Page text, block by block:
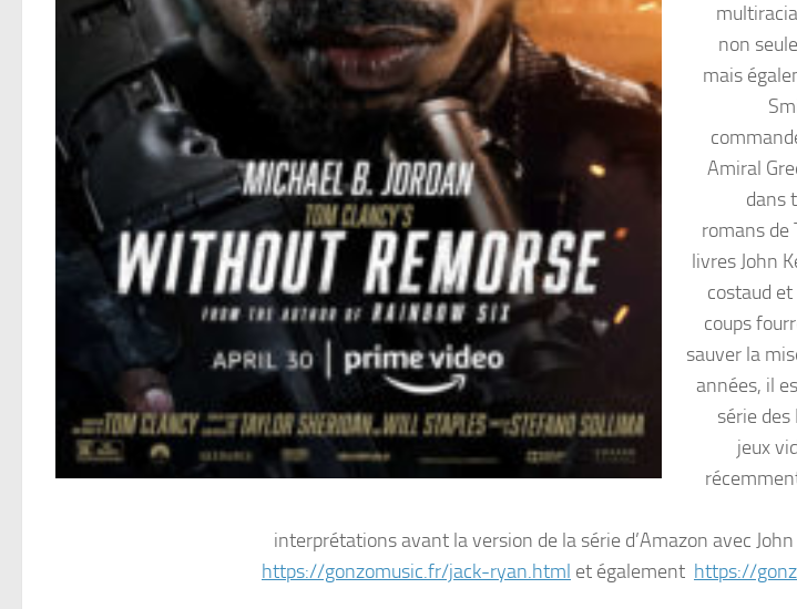
non
mais
Amiral
dans
romans de
livres John
costaud
coups
sauver la
années, il
série
jeux
interprétations avant la version de la série d’Amazon avec
https://gonzomusic.fr/jack-ryan.html et également https://